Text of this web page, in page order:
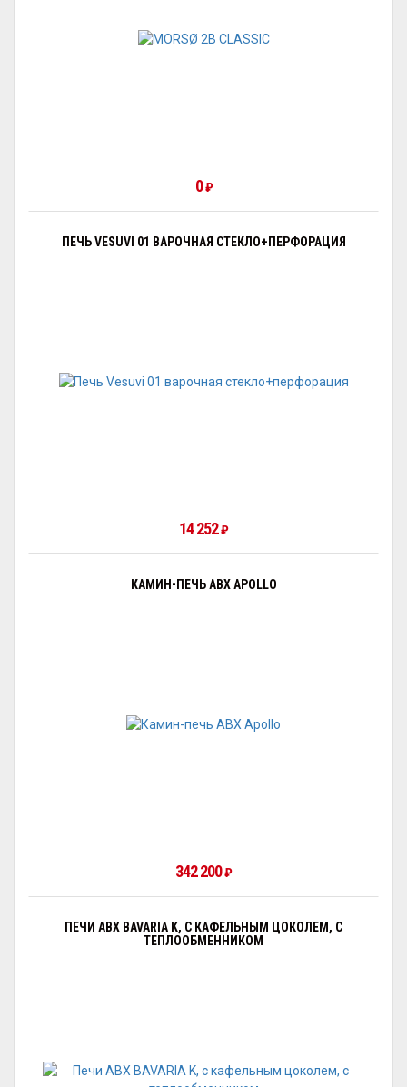
0₽
ПЕЧЬ VESUVI 01 ВАРОЧНАЯ СТЕКЛО+ПЕРФОРАЦИЯ
14 252₽
КАМИН-ПЕЧЬ ABX APOLLO
342 200₽
ПЕЧИ ABX BAVARIA K, С КАФЕЛЬНЫМ ЦОКОЛЕМ, С
ТЕПЛООБМЕННИКОМ